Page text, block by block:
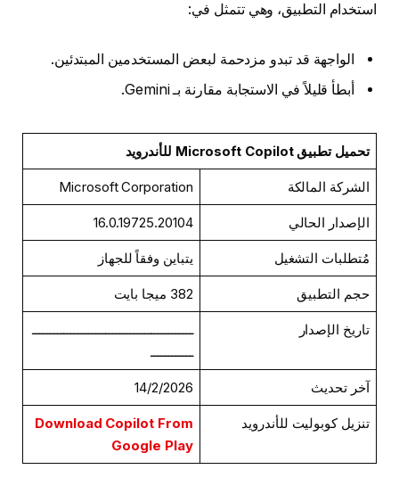
استخدام التطبيق، وهي تتمثل في:
الواجهة قد تبدو مزدحمة لبعض المستخدمين المبتدئين.
أبطأ قليلاً في الاستجابة مقارنة بـ Gemini.
تحميل تطبيق Microsoft Copilot للأندرويد
الشركة المالكة Microsoft Corporation
الإصدار الحالي 16.0.19725.20104
مُتطلبات التشغيل يتباين وفقاً للجهاز
حجم التطبيق 382 ميجا بايت
تاريخ الإصدار
ــــــــــــــــــــــــــــــــــــــــــــــ
ــــــــــــ
آخر تحديث 14/2/2026
تنزيل كوبوليت للأندرويد
Download Copilot From
Google Play